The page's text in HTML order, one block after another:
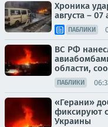
Хроника
августа – 07
ПАБЛИКИ
ВС РФ
области,
ПАБЛИКИ
«Герани»
фиксируют
Украины